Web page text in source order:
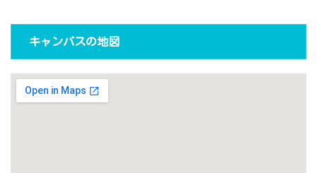
キャンバスの地図